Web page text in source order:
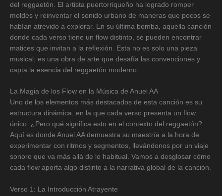
del reggaetón. El artista puertorriqueño ha logrado romper
moldes y reinventar el sonido urbano de maneras que pocos se
habían atrevido a explorar. En su última bomba, aquella canción
donde cada verso tiene un flow distinto, se pueden encontrar
matices que invitan a la reflexión. Esta no es solo una pieza
musical; es una obra de arte que desafía las convenciones y
capta la esencia del reggaetón moderno.
La Magia de los Flow en la Música de Anuel AA
Uno de los elementos más destacados de esta canción es su
estructura dinámica, en la que cada verso presenta un flow
único. ¿Pero qué significa esto en el contexto del reggaetón?
Aquí es donde Anuel AA demuestra su maestría a la hora de
experimentar con ritmos y segmentos, llevándonos por un viaje
sonoro que va más allá de lo habitual. Vamos a desglosar cómo
cada flow aporta algo distinto a la narrativa global de la canción.
Verso 1: La Introducción Atrayente